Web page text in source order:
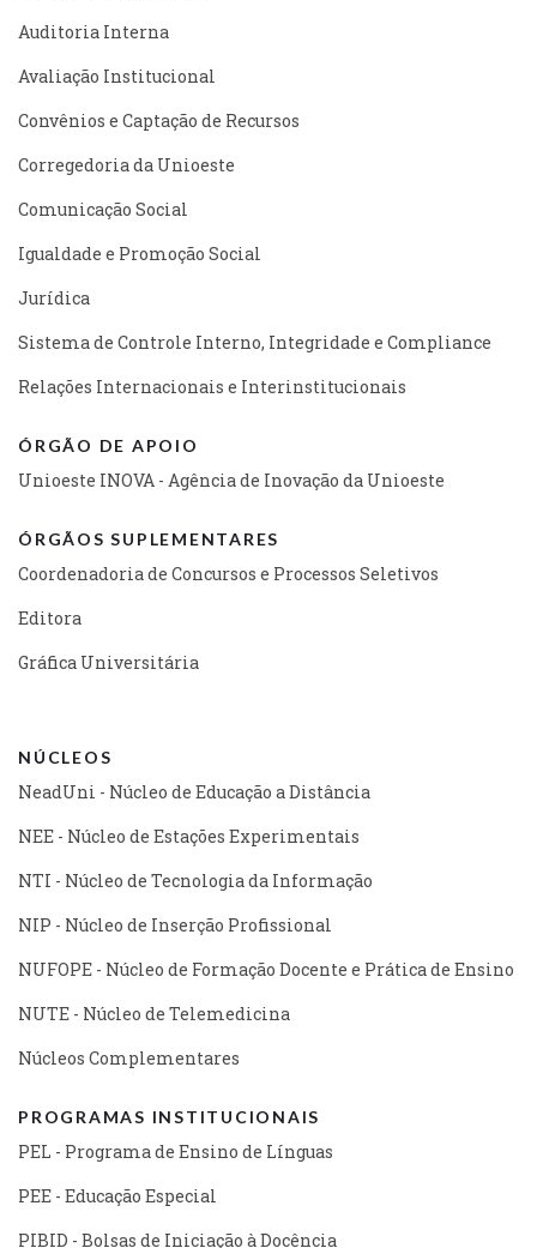
Auditoria Interna
Avaliação Institucional
Convênios e Captação de Recursos
Corregedoria da Unioeste
Comunicação Social
Igualdade e Promoção Social
Jurídica
Sistema de Controle Interno, Integridade e Compliance
Relações Internacionais e Interinstitucionais
ÓRGÃO DE APOIO
Unioeste INOVA - Agência de Inovação da Unioeste
ÓRGÃOS SUPLEMENTARES
Coordenadoria de Concursos e Processos Seletivos
Editora
Gráfica Universitária
NÚCLEOS
NeadUni - Núcleo de Educação a Distância
NEE - Núcleo de Estações Experimentais
NTI - Núcleo de Tecnologia da Informação
NIP - Núcleo de Inserção Profissional
NUFOPE - Núcleo de Formação Docente e Prática de Ensino
NUTE - Núcleo de Telemedicina
Núcleos Complementares
PROGRAMAS INSTITUCIONAIS
PEL - Programa de Ensino de Línguas
PEE - Educação Especial
PIBID - Bolsas de Iniciação à Docência